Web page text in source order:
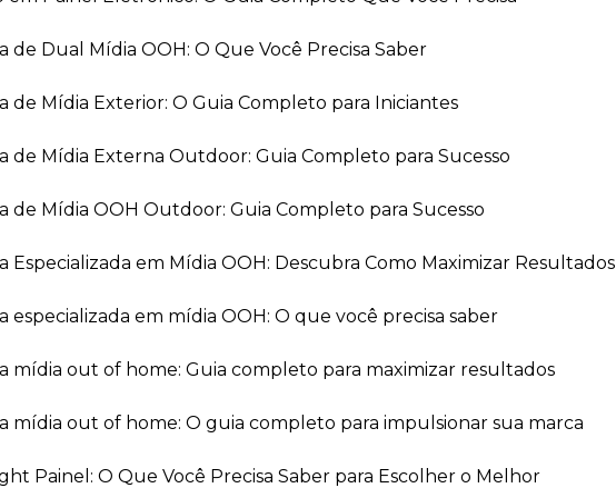
de Dual Mídia OOH: O Que Você Precisa Saber
de Mídia Exterior: O Guia Completo para Iniciantes
de Mídia Externa Outdoor: Guia Completo para Sucesso
de Mídia OOH Outdoor: Guia Completo para Sucesso
Especializada em Mídia OOH: Descubra Como Maximizar Resultados
especializada em mídia OOH: O que você precisa saber
mídia out of home: Guia completo para maximizar resultados
mídia out of home: O guia completo para impulsionar sua marca
Painel: O Que Você Precisa Saber para Escolher o Melhor